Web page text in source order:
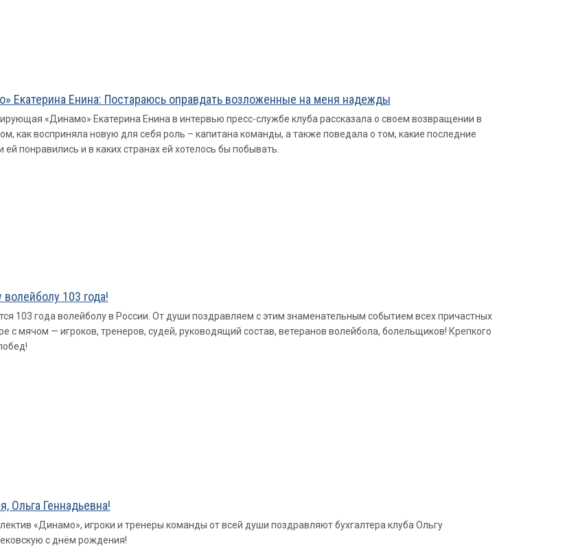
Екатерина Енина: Постараюсь оправдать возложенные на меня надежды
«Динамо» Екатерина Енина в интервью пресс-службе клуба рассказала о своем возвращении в
как восприняла новую для себя роль – капитана команды, а также поведала о том, какие последние
ей понравились и в каких странах ей хотелось бы побывать.
103 года!
103 года волейболу в России. От души поздравляем с этим знаменательным событием всех причастных
с мячом — игроков, тренеров, судей, руководящий состав, ветеранов волейбола, болельщиков! Крепкого
Ольга Геннадьевна!
«Динамо», игроки и тренеры команды от всей души поздравляют бухгалтера клуба Ольгу
с днём рождения!